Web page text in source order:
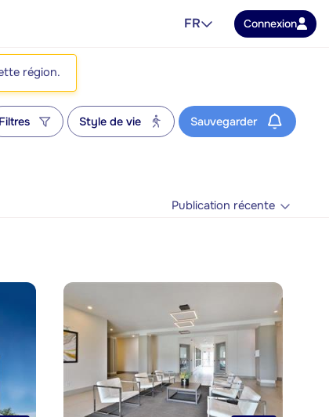
FR Connexion
région.
Filtres Style de vie Sauvegarder
Publication récente